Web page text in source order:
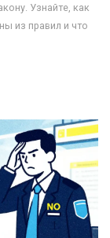
Узнайте, как
из правил и что